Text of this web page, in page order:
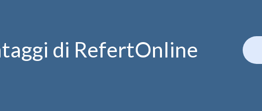
di RefertOnline